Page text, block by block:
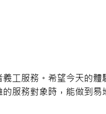
工服務。希望今天的體
服務對象時，能做到易